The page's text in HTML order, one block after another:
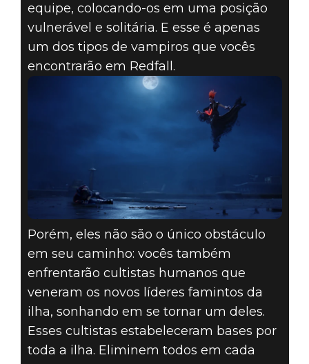
equipe, colocando-os em uma posição
vulnerável e solitária. E esse é apenas
um dos tipos de vampiros que vocês
encontrarão em Redfall.
Porém, eles não são o único obstáculo
em seu caminho: vocês também
enfrentarão cultistas humanos que
veneram os novos líderes famintos da
ilha, sonhando em se tornar um deles.
Esses cultistas estabeleceram bases por
toda a ilha. Eliminem todos em cada